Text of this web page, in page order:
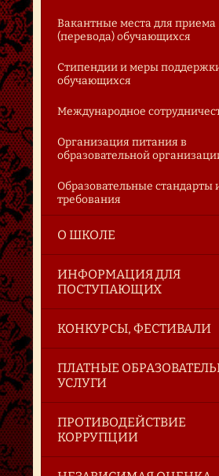
Вакантные места для приема
(перевода) обучающихся
Стипендии и меры
обучающихся
Международное
Организация питания в
образовательной
Образовательные стандарты
требования
О ШКОЛЕ
ИНФОРМАЦИЯ ДЛЯ
ПОСТУПАЮЩИХ
КОНКУРСЫ, ФЕСТИВАЛИ
ПЛАТНЫЕ
УСЛУГИ
ПРОТИВОДЕЙСТВИЕ
КОРРУПЦИИ